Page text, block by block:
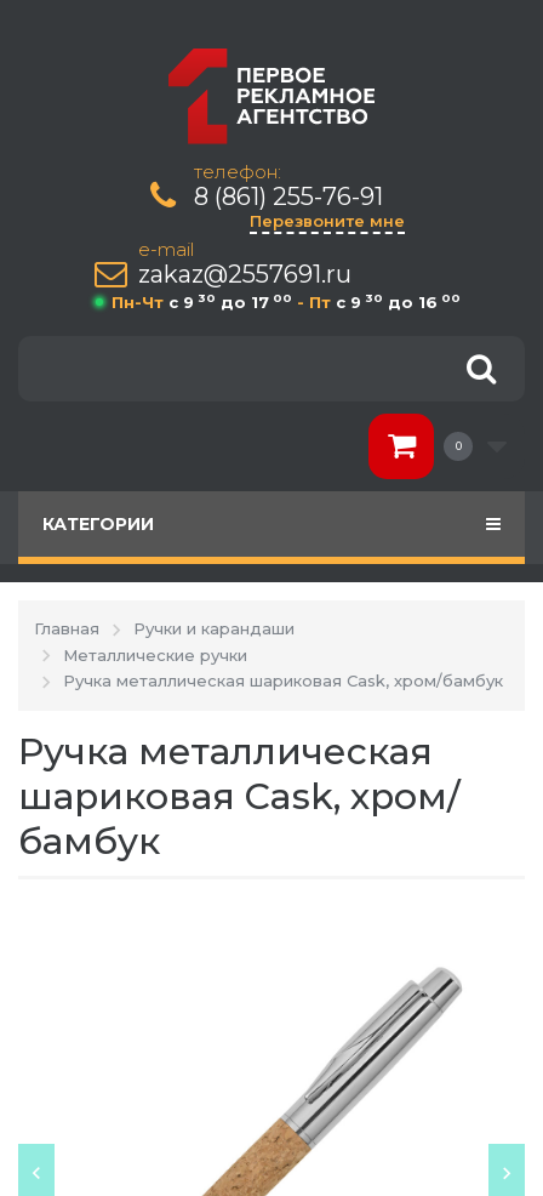
телефон:
8 (861) 255-76-91
Перезвоните мне
e-mail
zakaz@2557691.ru
Пн-Чт c 9 30 до 17 00 - Пт c 9 30 до 16 00
0
КАТЕГОРИИ
Главная
Ручки и карандаши
Металлические ручки
Ручка металлическая шариковая Cask, хром/бамбук
Ручка металлическая
шариковая Cask, хром/
бамбук